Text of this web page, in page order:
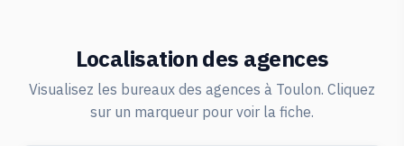
Localisation des agences
Visualisez les bureaux des agences à Toulon. Cliquez
sur un marqueur pour voir la fiche.